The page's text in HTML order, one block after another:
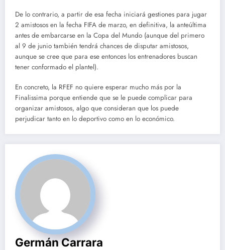
De lo contrario, a partir de esa fecha iniciará gestiones para jugar
2 amistosos en la fecha FIFA de marzo, en definitiva, la anteúltima
antes de embarcarse en la Copa del Mundo (aunque del primero
al 9 de junio también tendrá chances de disputar amistosos,
aunque se cree que para ese entonces los entrenadores buscan
tener conformado el plantel).
En concreto, la RFEF no quiere esperar mucho más por la
Finalissima porque entiende que se le puede complicar para
organizar amistosos, algo que consideran que los puede
perjudicar tanto en lo deportivo como en lo económico.
Germán Carrara